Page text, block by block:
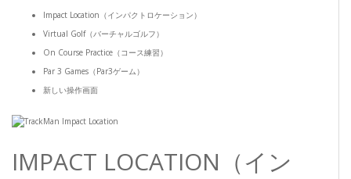
Impact Location（インパクトロケーション）
Virtual Golf（バーチャルゴルフ）
On Course Practice（コース練習）
Par 3 Games（Par3ゲーム）
新しい操作画面
IMPACT LOCATION（イン